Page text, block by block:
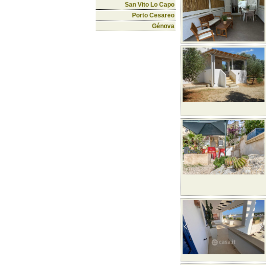
San Vito Lo Capo
Porto Cesareo
Génova